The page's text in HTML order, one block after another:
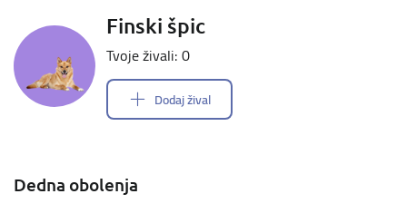
Finski špic
Tvoje živali: 0
Dodaj žival
Dedna obolenja